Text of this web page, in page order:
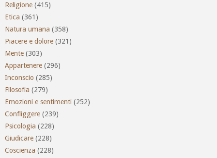
Religione (415)
Etica (361)
Natura umana (358)
Piacere e dolore (321)
Mente (303)
Appartenere (296)
Inconscio (285)
Filosofia (279)
Emozioni e sentimenti (252)
Confliggere (239)
Psicologia (228)
Giudicare (228)
Coscienza (228)